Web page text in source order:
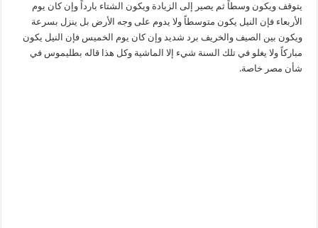
يتوقف ويكون وسطاً ثم يصير إلى الزيادة ويكون الشتاء بارداً وإن كان يوم
الأربعاء فإن النيل يكون متوسطاً ولا يدوم على وجه الأرض بل ينزل بسرعة
ويكون بين الصيف والخريف برد شديد وإن كان يوم الخميس فإن النيل يكون
مباركاً ولا يغلو في تلك السنة شيء إلا الماشية وكل هذا قاله بطليموس في
شأن مصر خاصة.